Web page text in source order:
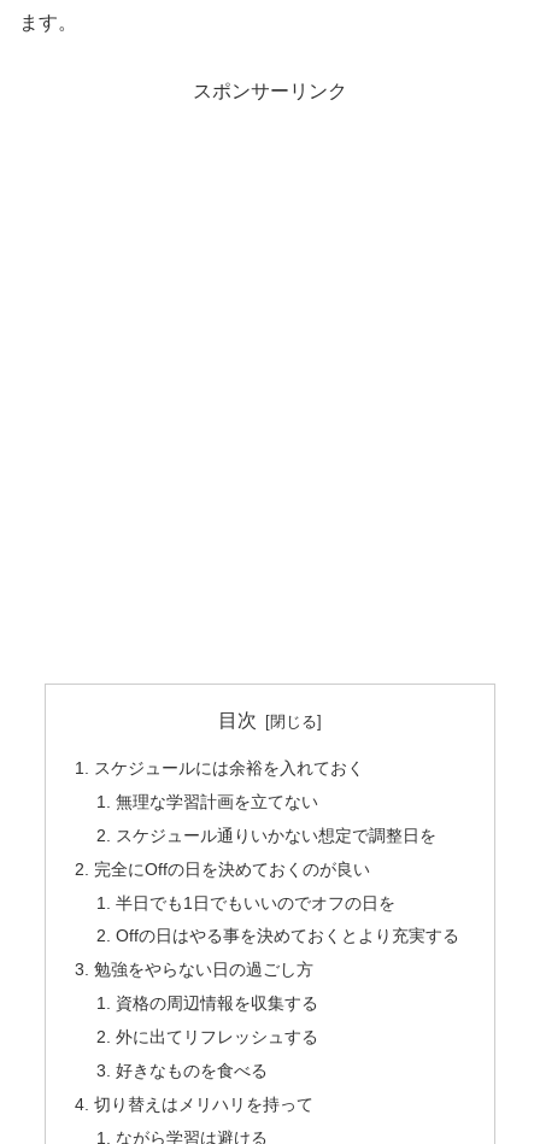
ます。
スポンサーリンク
目次
スケジュールには余裕を入れておく
無理な学習計画を立てない
スケジュール通りいかない想定で調整日を
完全にOffの日を決めておくのが良い
半日でも1日でもいいのでオフの日を
Offの日はやる事を決めておくとより充実する
勉強をやらない日の過ごし方
資格の周辺情報を収集する
外に出てリフレッシュする
好きなものを食べる
切り替えはメリハリを持って
ながら学習は避ける